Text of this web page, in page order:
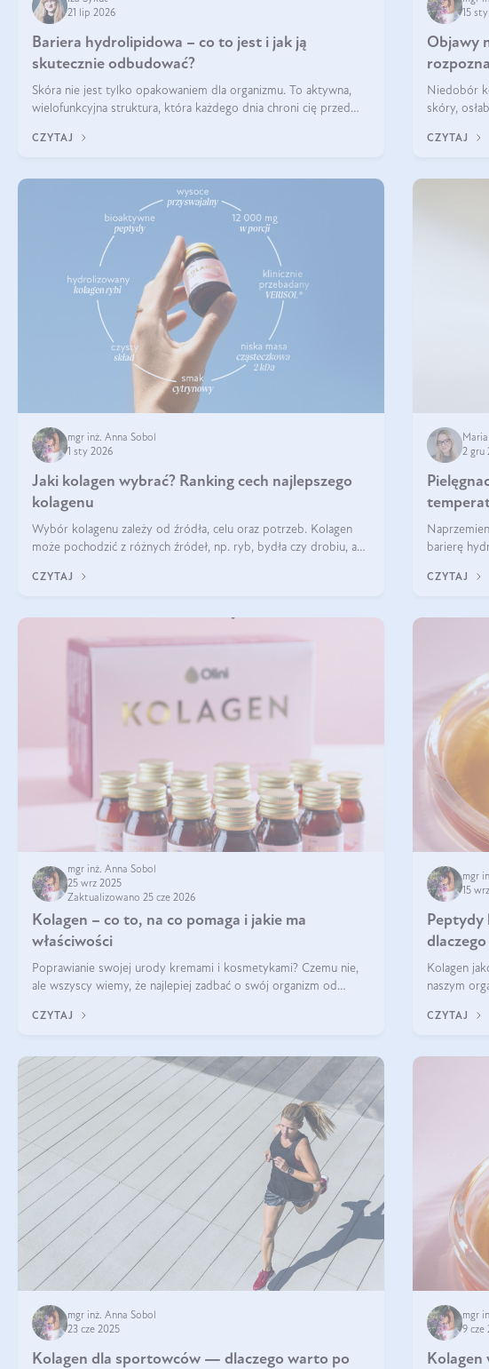
21 lip 2026
Bariera hydrolipidowa – co to jest i jak ją
skutecznie odbudować?
Skóra nie jest tylko opakowaniem dla organizmu. To aktywna,
wielofunkcyjna struktura, która każdego dnia chroni cię przed
środowiskowymi. Jednym z jej kluczowych elementów jest
CZYTAJ
15
Objawy
Niedobór
skóry,
skóry, bóle
CZYTAJ
mgr inż. Anna Sobol
1 sty 2026
Jaki kolagen wybrać? Ranking cech najlepszego
kolagenu
Wybór kolagenu zależy od źródła, celu oraz potrzeb. Kolagen
może pochodzić z różnych źródeł, np. ryb, bydła czy drobiu, a
sprawdza się kolagen rybi, a dla wspierania stawów — kolagen
CZYTAJ
2 gru
barierę
CZYTAJ
mgr inż. Anna Sobol
25 wrz 2025
Zaktualizowano 25 cze 2026
Kolagen – co to, na co pomaga i jakie ma
właściwości
Poprawianie swojej urody kremami i kosmetykami? Czemu nie,
ale wszyscy wiemy, że najlepiej zadbać o swój organizm od
zewnętrzny prezentował się zdrowo i atrakcyjnie. Stosowanie
CZYTAJ
mgr
15
Peptydy
Kolagen
naszym
formie,
CZYTAJ
mgr inż. Anna Sobol
23 cze 2025
Kolagen dla sportowców — dlaczego warto po
mgr
9 cze
Kolagen